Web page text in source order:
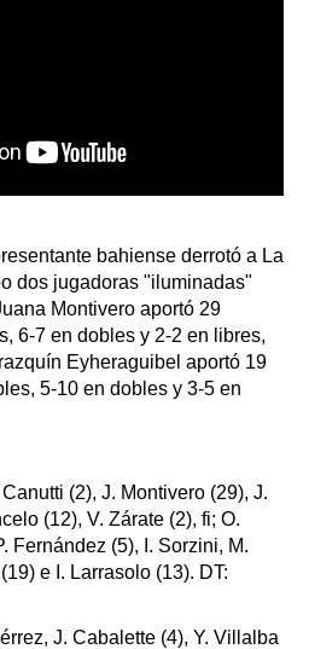
bahiense derrotó a La
dos jugadoras "iluminadas"
Montivero aportó 29
6-7 en dobles y 2-2 en libres,
Eyheraguibel aportó 19
5-10 en dobles y 3-5 en
Canutti (2), J. Montivero (29), J.
(12), V. Zárate (2), fi; O.
Fernández (5), I. Sorzini, M.
e I. Larrasolo (13). DT:
J. Cabalette (4), Y. Villalba